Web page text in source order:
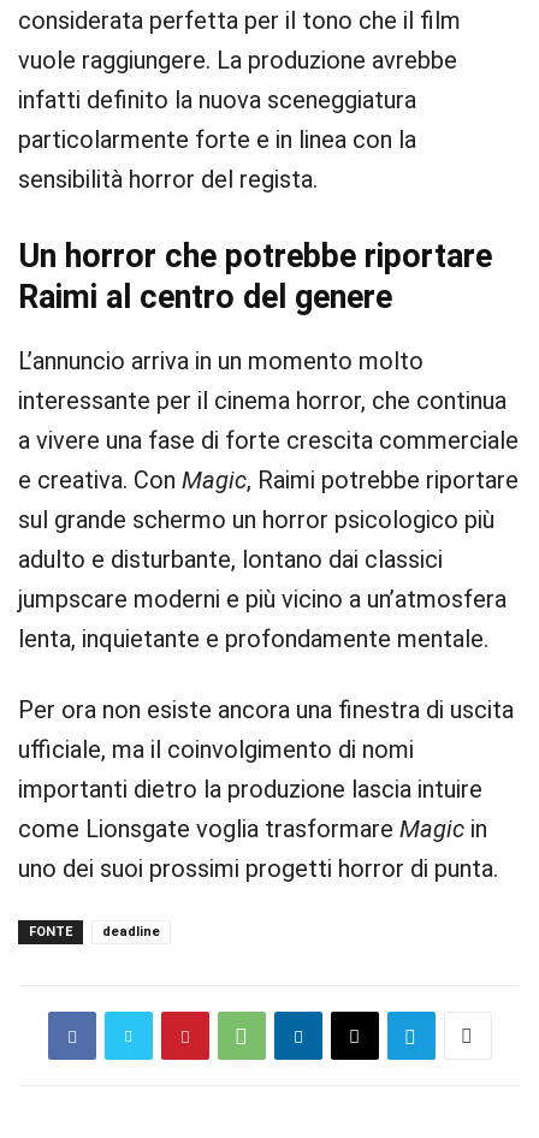
considerata perfetta per il tono che il film
vuole raggiungere. La produzione avrebbe
infatti definito la nuova sceneggiatura
particolarmente forte e in linea con la
sensibilità horror del regista.
Un horror che potrebbe riportare
Raimi al centro del genere
L’annuncio arriva in un momento molto
interessante per il cinema horror, che continua
a vivere una fase di forte crescita commerciale
e creativa. Con Magic, Raimi potrebbe riportare
sul grande schermo un horror psicologico più
adulto e disturbante, lontano dai classici
jumpscare moderni e più vicino a un’atmosfera
lenta, inquietante e profondamente mentale.
Per ora non esiste ancora una finestra di uscita
ufficiale, ma il coinvolgimento di nomi
importanti dietro la produzione lascia intuire
come Lionsgate voglia trasformare Magic in
uno dei suoi prossimi progetti horror di punta.
FONTE deadline